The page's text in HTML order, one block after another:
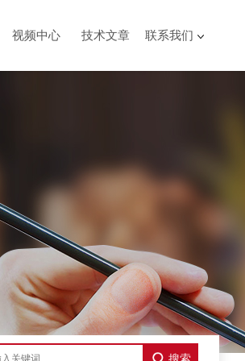
视频中心 技术文章 联系我们